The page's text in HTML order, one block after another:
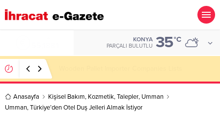
KONYA
PARÇALI BULUTLU 35°C
Anasayfa Kişisel Bakım, Kozmetik,Talepler, Umman
Umman, Türkiye’den Otel Duş Jelleri Almak İstiyor